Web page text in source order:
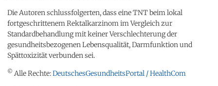
Die Autoren schlussfolgerten, dass eine TNT beim lokal
fortgeschrittenem Rektalkarzinom im Vergleich zur
Standardbehandlung mit keiner Verschlechterung der
gesundheitsbezogenen Lebensqualität, Darmfunktion und
Spättoxizität verbunden sei.
© Alle Rechte:DeutschesGesundheitsPortal / HealthCom